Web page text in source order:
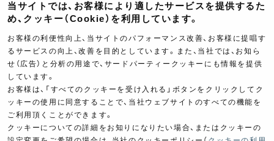
ヨシムラTV
イベント情報
イベントスケジュール
ツーリングブレイクタイム
製品ポスター
当サイトでは、お客様により適したサービスを提供するた
め、クッキー（Cookie）を利用しています。
お客様の利便性向上、当サイトのパフォーマンス改善、お客様に提唱す
るサービスの向上、改善を目的としています。また、当社では、お知ら
せ（広告）と分析の用途で、サードパーティークッキーにも情報を提供
しています。
お客様は、「すべてのクッキーを受け入れる」ボタンをクリックしてク
ッキーの使用に同意することで、当社ウェブサイトのすべての機能を
ご利用頂くことができます。
クッキーについての詳細をお知りになりたい場合、またはクッキーの